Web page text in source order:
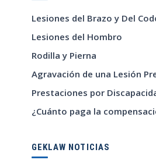
Lesiones del Brazo y Del
Lesiones del Hombro
Rodilla y Pierna
Agravación de una Lesión
Prestaciones por
¿Cuánto paga la
GEKLAW NOTICIAS